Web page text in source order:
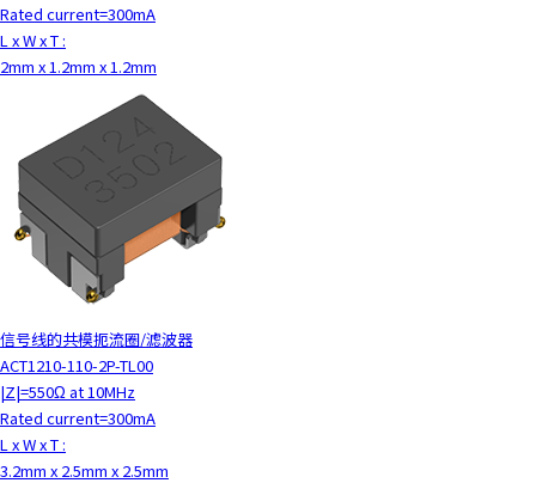
Rated current=300mA
L x W x T :
2mm x 1.2mm x 1.2mm
信号线的共模扼流圈/滤波器
ACT1210-110-2P-TL00
|Z|=550Ω at 10MHz
Rated current=300mA
L x W x T :
3.2mm x 2.5mm x 2.5mm